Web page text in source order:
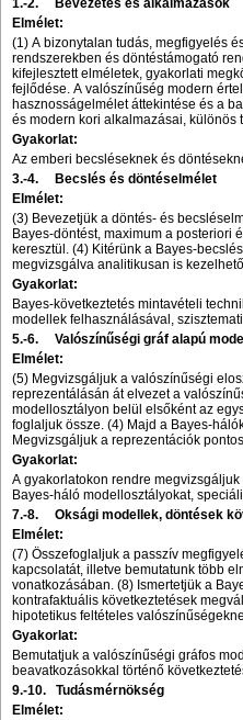
1.-2.
Bevezetés és alkalmazások
Elmélet:
(1) A bizonytalan tudás, megfigyelés
rendszerekben és döntéstámogató
kifejlesztett elméletek, gyakorlati
fejlődése. A valószínűség modern
hasznosságelmélet áttekintése és a
és modern kori alkalmazásai,
Gyakorlat:
Az emberi becsléseknek és
3.-4.
Becslés és döntéselmélet
Elmélet:
(3) Bevezetjük a döntés- és
Bayes-döntést, maximum a posteriori
keresztül. (4) Kitérünk a Bayes-
megvizsgálva analitikusan is
Gyakorlat:
Bayes-következtetés mintavételi
modellek felhasználásával,
5.-6.
Valószínűségi gráf alapú
Elmélet:
(5) Megvizsgáljuk a valószínűségi
reprezentálásán át elvezet a
modellosztályon belül elsőként az
foglaljuk össze. (4) Majd a Bayes-
Megvizsgáljuk a reprezentációk
Gyakorlat:
A gyakorlatokon rendre
Bayes-háló modellosztályokat,
7.-8.
Oksági modellek, döntések
Elmélet:
(7) Összefoglaljuk a passzív
kapcsolatát, illetve bemutatunk több
vonatkozásában. (8) Ismertetjük a
kontrafaktuális következtetések
hipotetikus feltételes
Gyakorlat:
Bemutatjuk a valószínűségi gráfos
beavatkozásokkal történő
9.-10.
Tudásmérnökség
Elmélet: